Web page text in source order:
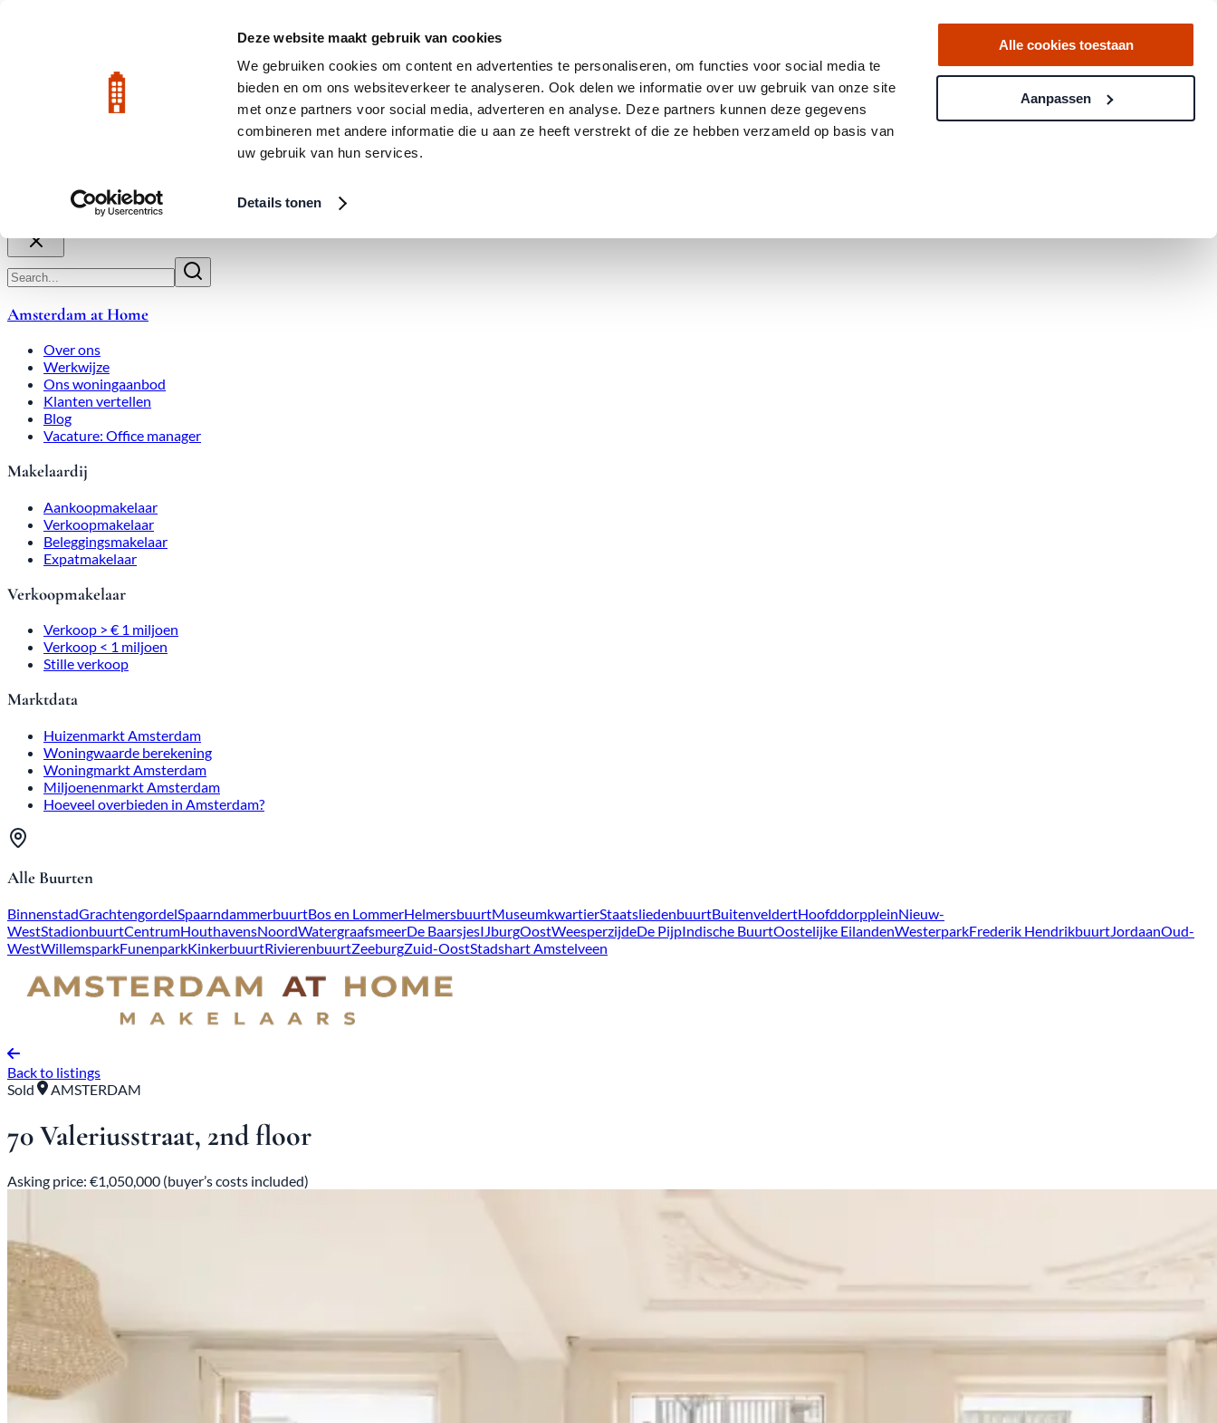
Deze website maakt gebruik van cookies
We gebruiken cookies om content en advertenties te personaliseren, om functies voor social media te
bieden en om ons websiteverkeer te analyseren. Ook delen we informatie over uw gebruik van onze site
met onze partners voor social media, adverteren en analyse. Deze partners kunnen deze gegevens
combineren met andere informatie die u aan ze heeft verstrekt of die ze hebben verzameld op basis van
uw gebruik van hun services.
Details tonen
Alle cookies toestaan
Aanpassen
Amsterdam at Home
Over ons
Werkwijze
Ons woningaanbod
Klanten vertellen
Blog
Vacature: Office manager
Makelaardij
Aankoopmakelaar
Verkoopmakelaar
Beleggingsmakelaar
Expatmakelaar
Verkoopmakelaar
Verkoop > € 1 miljoen
Verkoop < 1 miljoen
Stille verkoop
Marktdata
Huizenmarkt Amsterdam
Woningwaarde berekening
Woningmarkt Amsterdam
Miljoenenmarkt Amsterdam
Hoeveel overbieden in Amsterdam?
Alle Buurten
BinnenstadGrachtengordelSpaarndammerbuurtBos en LommerHelmersbuurtMuseumkwartierStaatsliedenbuurtBuitenveldertHoofddorppleinNieuw-
WestStadionbuurtCentrumHouthavensNoordWatergraafsmeerDe BaarsjesIJburgOostWeesperzijdeDe PijpIndische BuurtOostelijke EilandenWesterparkFrederik HendrikbuurtJordaanOud-
WestWillemsparkFunenparkKinkerbuurtRivierenbuurtZeeburgZuid-OostStadshart Amstelveen
Back to listings
Sold
AMSTERDAM
70 Valeriusstraat, 2nd floor
Asking price: €1,050,000 (buyer’s costs included)